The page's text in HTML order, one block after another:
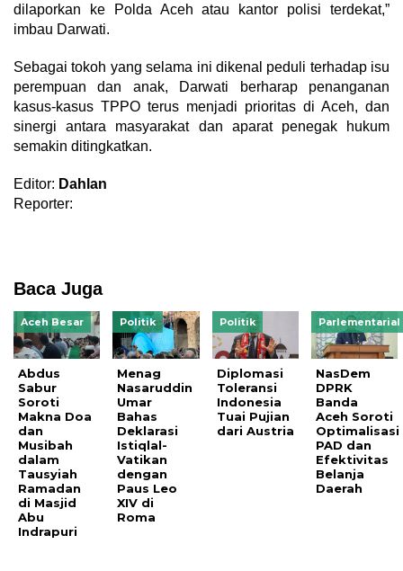
dilaporkan ke Polda Aceh atau kantor polisi terdekat,”
imbau Darwati.
Sebagai tokoh yang selama ini dikenal peduli terhadap isu
perempuan dan anak, Darwati berharap penanganan
kasus-kasus TPPO terus menjadi prioritas di Aceh, dan
sinergi antara masyarakat dan aparat penegak hukum
semakin ditingkatkan.
Editor: Dahlan
Reporter:
Baca Juga
Aceh Besar
Abdus
Sabur
Soroti
Makna Doa
dan
Musibah
dalam
Tausyiah
Ramadan
di Masjid
Abu
Indrapuri
Politik
Menag
Nasaruddin
Umar
Bahas
Deklarasi
Istiqlal-
Vatikan
dengan
Paus Leo
XIV di
Roma
Politik
Diplomasi
Toleransi
Indonesia
Tuai Pujian
dari Austria
Parlementarial
NasDem
DPRK
Banda
Aceh Soroti
Optimalisasi
PAD dan
Efektivitas
Belanja
Daerah